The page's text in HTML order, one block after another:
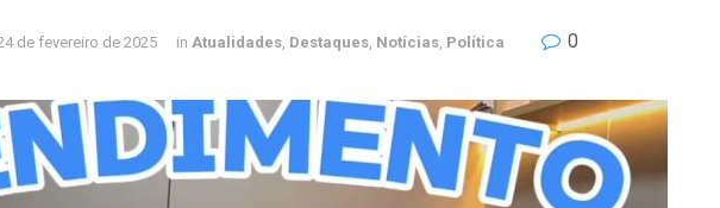
de fevereiro de 2025 in Atualidades Destaques Notícias Política 0